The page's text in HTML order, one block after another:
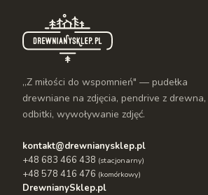
„Z miłości do wspomnień" — pudełka
drewniane na zdjęcia, pendrive z drewna,
odbitki, wywoływanie zdjęć.
kontakt@drewnianysklep.pl
+48 683 466 438 (stacjonarny)
+48 578 416 476 (komórkowy)
DrewnianySklep.pl